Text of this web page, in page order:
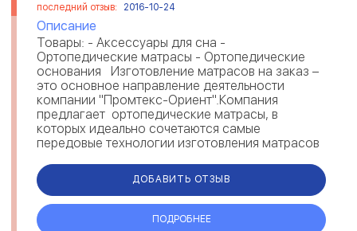
последний отзыв: 2016-10-24
Описание
Товары: - Аксессуары для сна -
Ортопедические матрасы - Ортопедические
основания Изготовление матрасов на заказ –
это основное направление деятельности
компании "Промтекс-Ориент".Компания
предлагает ортопедические матрасы, в
которых идеально сочетаются самые
передовые технологии изготовления матрасов
ДОБАВИТЬ ОТЗЫВ
ПОДРОБНЕЕ